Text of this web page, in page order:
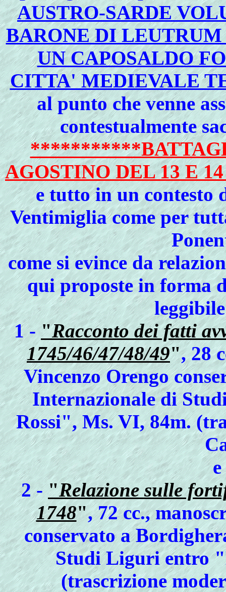
AUSTRO-SARDE
BARONE DI
UN CAPOSALDO
CITTA' MEDIEVALE
al punto che venne
contestualmente
AGOSTINO DEL 13 E
e tutto in un contesto
Ventimiglia come per
come si evince da
qui proposte in forma
1 -"Racconto dei fatti
1745/46/47/48/49", 28
Vincenzo Orengo
Internazionale di
Rossi", Ms. VI, 84m.
2 -"Relazione sulle
1748", 72 cc.,
conservato a
Studi Liguri entro
(trascrizione